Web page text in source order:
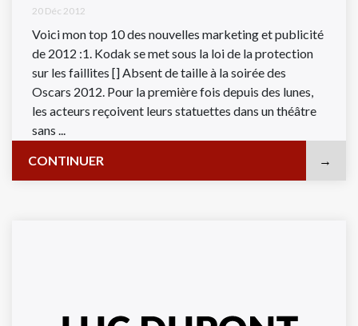
20 Déc 2012
Voici mon top 10 des nouvelles marketing et publicité
de 2012 :1. Kodak se met sous la loi de la protection
sur les faillites [] Absent de taille à la soirée des
Oscars 2012. Pour la première fois depuis des lunes,
les acteurs reçoivent leurs statuettes dans un théâtre
sans ...
CONTINUER